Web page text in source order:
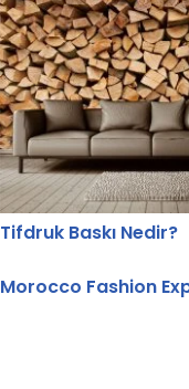
Tifdruk Baskı Nedir?
Morocco Fashion